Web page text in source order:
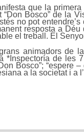
que la
Bosco” de la
no pot
resposta a
el treball. El
animadors de
*Inspectoría de
Bosco”; “espere
a la societat i a